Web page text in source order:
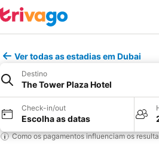
Ver todas as estadias em Dubai
Destino
The Tower Plaza Hotel
Check-in/out
Escolha as datas
Como os pagamentos influenciam os